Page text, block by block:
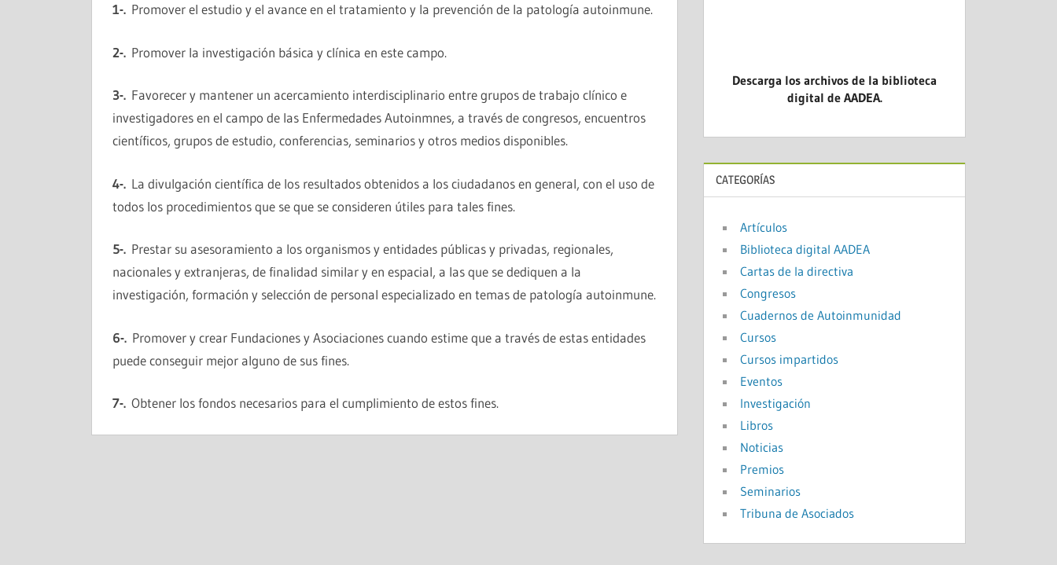
1-.Promover el estudio y el avance en el tratamiento y la prevención de la patología autoinmune.
2-.Promover la investigación básica y clínica en este campo.
3-.Favorecer y mantener un acercamiento interdisciplinario entre grupos de trabajo clínico e
investigadores en el campo de las Enfermedades Autoinmnes, a través de congresos, encuentros
científicos, grupos de estudio, conferencias, seminarios y otros medios disponibles.
4-.La divulgación científica de los resultados obtenidos a los ciudadanos en general, con el uso de
todos los procedimientos que se que se consideren útiles para tales fines.
5-.Prestar su asesoramiento a los organismos y entidades públicas y privadas, regionales,
nacionales y extranjeras, de finalidad similar y en espacial, a las que se dediquen a la
investigación, formación y selección de personal especializado en temas de patología autoinmune.
6-.Promover y crear Fundaciones y Asociaciones cuando estime que a través de estas entidades
puede conseguir mejor alguno de sus fines.
7-.Obtener los fondos necesarios para el cumplimiento de estos fines.
Descarga los archivos de la biblioteca
digital de AADEA.
CATEGORÍAS
Artículos
Biblioteca digital AADEA
Cartas de la directiva
Congresos
Cuadernos de Autoinmunidad
Cursos
Cursos impartidos
Eventos
Investigación
Libros
Noticias
Premios
Seminarios
Tribuna de Asociados